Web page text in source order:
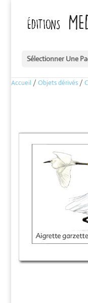
Sélectionner Une
Accueil /Objets dérivés /